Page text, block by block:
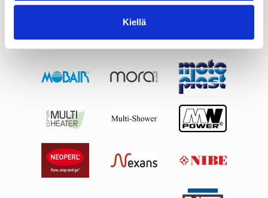
Kiellä